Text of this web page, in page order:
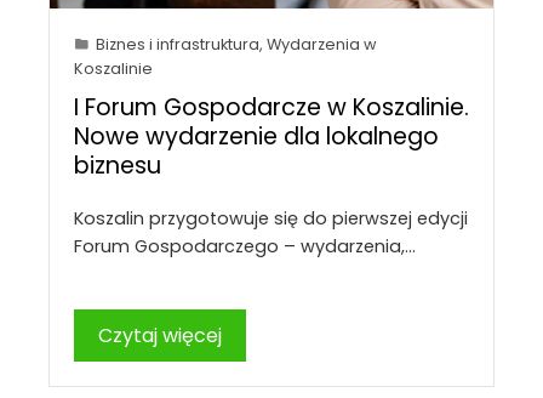
Biznes i infrastruktura, Wydarzenia w
Koszalinie
I Forum Gospodarcze w Koszalinie.
Nowe wydarzenie dla lokalnego
biznesu
Koszalin przygotowuje się do pierwszej edycji
Forum Gospodarczego – wydarzenia,…
Czytaj więcej